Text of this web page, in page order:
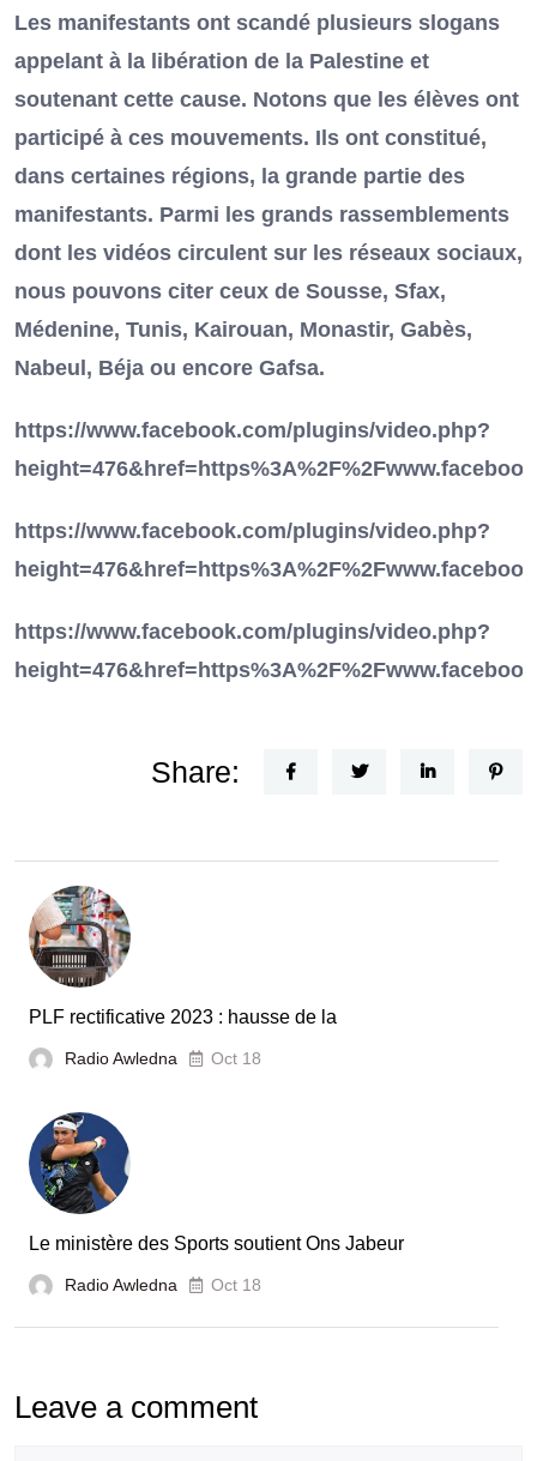
Les manifestants ont scandé plusieurs slogans
appelant à la libération de la Palestine et
soutenant cette cause. Notons que les élèves ont
participé à ces mouvements. Ils ont constitué,
dans certaines régions, la grande partie des
manifestants. Parmi les grands rassemblements
dont les vidéos circulent sur les réseaux sociaux,
nous pouvons citer ceux de Sousse, Sfax,
Médenine, Tunis, Kairouan, Monastir, Gabès,
Nabeul, Béja ou encore Gafsa.
https://www.facebook.com/plugins/video.php?
https://www.facebook.com/plugins/video.php?
https://www.facebook.com/plugins/video.php?
Share:
PLF rectificative 2023 : hausse de la
Radio Awledna Oct 18
Le ministère des Sports soutient Ons Jabeur
Radio Awledna Oct 18
Leave a comment